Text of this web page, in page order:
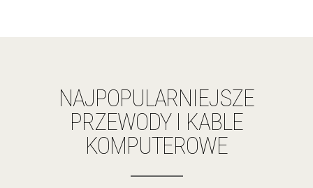
NAJPOPULARNIEJSZE
PRZEWODY I KABLE
KOMPUTEROWE